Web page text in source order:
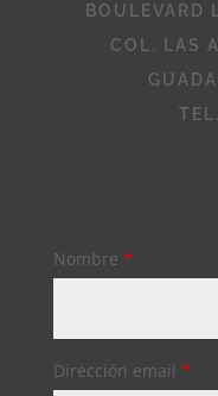
BOULEVARD
COL. LAS
Nombre *
Dirección email *